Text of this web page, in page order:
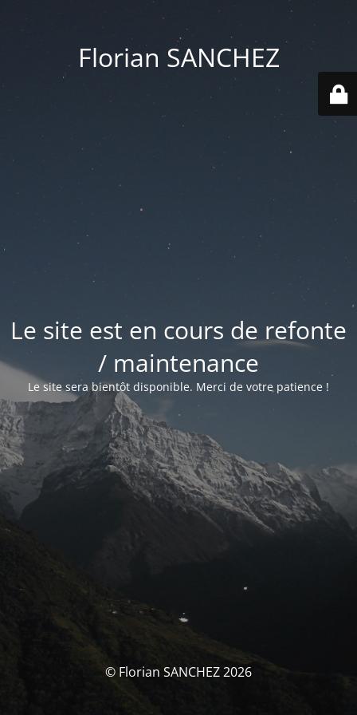
Florian SANCHEZ
Le site est en cours de refonte
/ maintenance
Le site sera bientôt disponible. Merci de votre patience !
© Florian SANCHEZ 2026